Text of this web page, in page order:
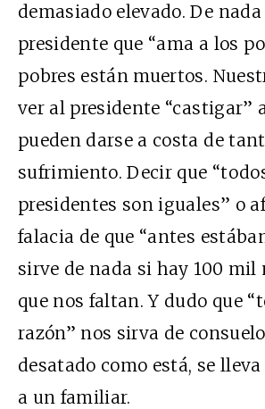
demasiado elevado. De
presidente que “ama a los
pobres están muertos.
ver al presidente “castigar”
pueden darse a costa de
sufrimiento. Decir que
presidentes son iguales” o
falacia de que “antes
sirve de nada si hay 100 mil
que nos faltan. Y dudo que
razón” nos sirva de
desatado como está, se
a un familiar.